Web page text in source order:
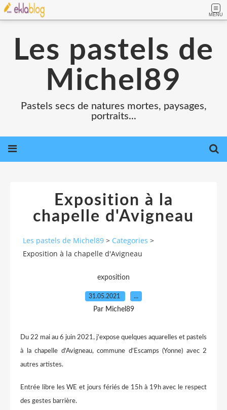
MENU
Les pastels de
Michel89
Pastels secs de natures mortes, paysages,
portraits...
Exposition à la
chapelle d'Avigneau
Les pastels de Michel89 > Categories >
Exposition à la chapelle d'Avigneau
exposition
31.05.2021 …
Par Michel89
Du 22 mai au 6 juin 2021, j'expose quelques aquarelles et pastels
à la chapelle d'Avigneau, commune d'Escamps (Yonne) avec 2
autres artistes.
Entrée libre les WE et jours fériés de 15h à 19h avec le respect
des gestes barrière.